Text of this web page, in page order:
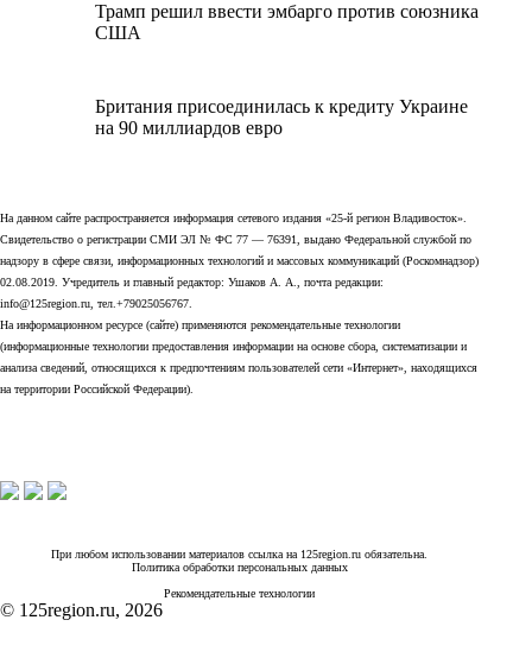
Трамп решил ввести эмбарго против союзника
США
Британия присоединилась к кредиту Украине
на 90 миллиардов евро
На данном сайте распространяется информация сетевого издания «25-й регион Владивосток».
Свидетельство о регистрации СМИ ЭЛ № ФС 77 — 76391, выдано Федеральной службой по
надзору в сфере связи, информационных технологий и массовых коммуникаций (Роскомнадзор)
02.08.2019. Учредитель и главный редактор: Ушаков А. А., почта редакции:
info@125region.ru, тел.+79025056767.
На информационном ресурсе (сайте) применяются рекомендательные технологии
(информационные технологии предоставления информации на основе сбора, систематизации и
анализа сведений, относящихся к предпочтениям пользователей сети «Интернет», находящихся
на территории Российской Федерации).
При любом использовании материалов ссылка на 125region.ru обязательна.
Политика обработки персональных данных
Рекомендательные технологии
© 125region.ru, 2026